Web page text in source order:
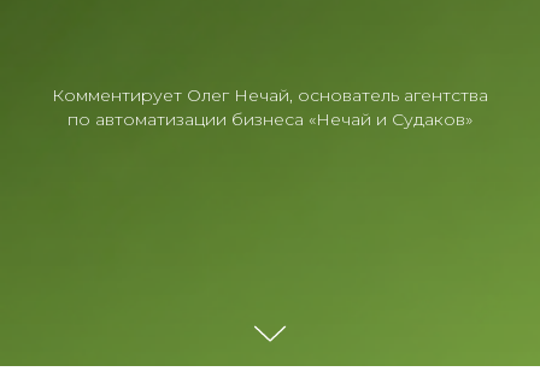
Комментирует Олег Нечай, основатель агентства
по автоматизации бизнеса «Нечай и Судаков»